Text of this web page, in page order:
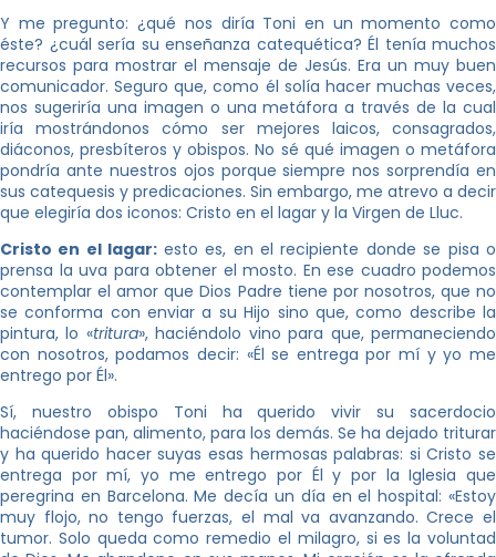
Y me pregunto: ¿qué nos diría Toni en un momento como
éste? ¿cuál sería su enseñanza catequética? Él tenía muchos
recursos para mostrar el mensaje de Jesús. Era un muy buen
comunicador. Seguro que, como él solía hacer muchas veces,
nos sugeriría una imagen o una metáfora a través de la cual
iría mostrándonos cómo ser mejores laicos, consagrados,
diáconos, presbíteros y obispos. No sé qué imagen o metáfora
pondría ante nuestros ojos porque siempre nos sorprendía en
sus catequesis y predicaciones. Sin embargo, me atrevo a decir
que elegiría dos iconos: Cristo en el lagar y la Virgen de Lluc.
Cristo en el lagar: esto es, en el recipiente donde se pisa o
prensa la uva para obtener el mosto. En ese cuadro podemos
contemplar el amor que Dios Padre tiene por nosotros, que no
se conforma con enviar a su Hijo sino que, como describe la
pintura, lo «tritura», haciéndolo vino para que, permaneciendo
con nosotros, podamos decir: «Él se entrega por mí y yo me
entrego por Él».
Sí, nuestro obispo Toni ha querido vivir su sacerdocio
haciéndose pan, alimento, para los demás. Se ha dejado triturar
y ha querido hacer suyas esas hermosas palabras: si Cristo se
entrega por mí, yo me entrego por Él y por la Iglesia que
peregrina en Barcelona. Me decía un día en el hospital: «Estoy
muy flojo, no tengo fuerzas, el mal va avanzando. Crece el
tumor. Solo queda como remedio el milagro, si es la voluntad